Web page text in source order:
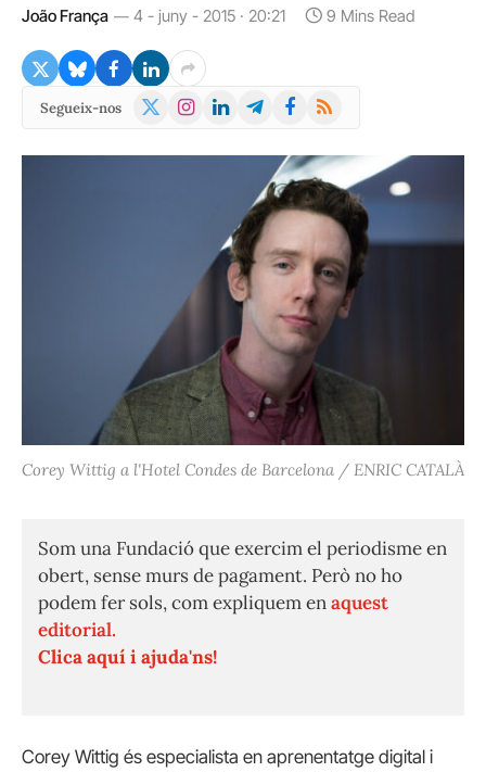
João França 4 - juny - 2015 · 20:21 9 Mins Read
Segueix-nos
X
Instagram
LinkedInTelegramFacebook
RSS
Corey Wittig a l'Hotel Condes de Barcelona / ENRIC CATALÀ
Som una Fundació que exercim el periodisme en
obert, sense murs de pagament. Però no ho
podem fer sols, com expliquem enaquest
editorial.
Clica aquí i ajuda'ns!
Corey Wittig és especialista en aprenentatge digital i